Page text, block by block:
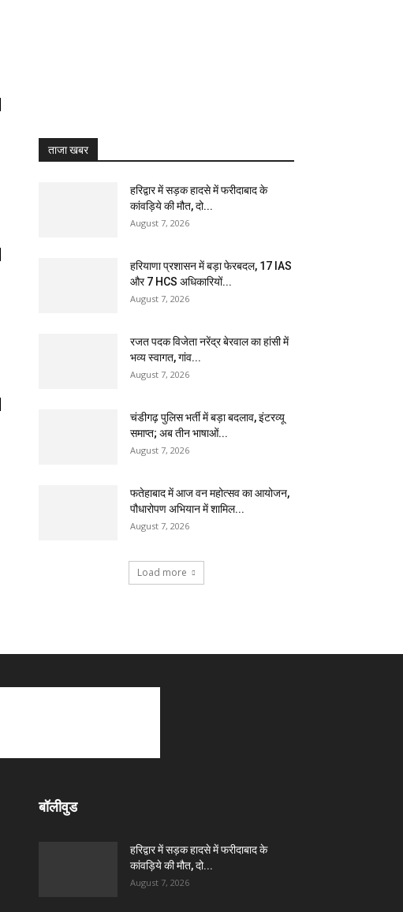
ताजा खबर
हरिद्वार में सड़क हादसे में फरीदाबाद के
कांवड़िये की मौत, दो...
August 7, 2026
हरियाणा प्रशासन में बड़ा फेरबदल, 17 IAS
और 7 HCS अधिकारियों...
August 7, 2026
रजत पदक विजेता नरेंद्र बेरवाल का हांसी में
भव्य स्वागत, गांव...
August 7, 2026
चंडीगढ़ पुलिस भर्ती में बड़ा बदलाव, इंटरव्यू
समाप्त; अब तीन भाषाओं...
August 7, 2026
फतेहाबाद में आज वन महोत्सव का आयोजन,
पौधारोपण अभियान में शामिल...
August 7, 2026
Load more
बॉलीवुड
हरिद्वार में सड़क हादसे में फरीदाबाद के
कांवड़िये की मौत, दो...
August 7, 2026